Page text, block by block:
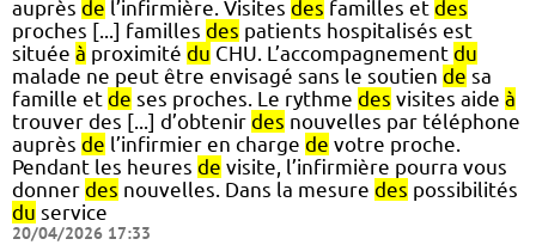
auprès de l’infirmière. Visites des familles et des
proches [...] familles des patients hospitalisés est
située à proximité du CHU. L’accompagnement du
malade ne peut être envisagé sans le soutien de sa
famille et de ses proches. Le rythme des visites aide à
trouver des [...] d’obtenir des nouvelles par téléphone
auprès de l’infirmier en charge de votre proche.
Pendant les heures de visite, l’infirmière pourra vous
donner des nouvelles. Dans la mesure des possibilités
du service
20/04/2026 17:33